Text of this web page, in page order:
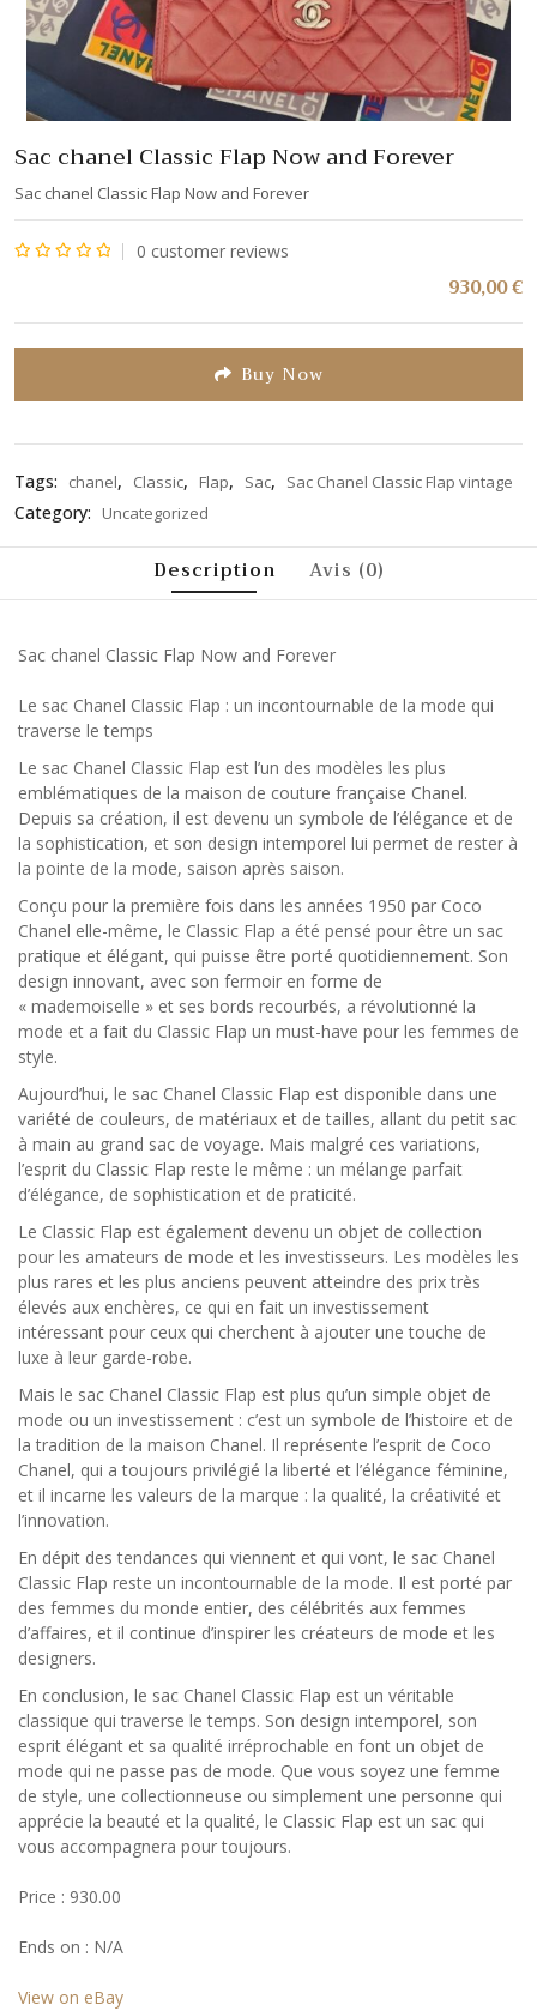
Sac chanel Classic Flap Now and Forever
Sac chanel Classic Flap Now and Forever
0 customer reviews
930,00€
Buy Now
Tags: chanel, Classic, Flap, Sac, Sac Chanel Classic Flap vintage
Category: Uncategorized
Description Avis (0)
Sac chanel Classic Flap Now and Forever
Le sac Chanel Classic Flap : un incontournable de la mode qui
traverse le temps
Le sac Chanel Classic Flap est l’un des modèles les plus
emblématiques de la maison de couture française Chanel.
Depuis sa création, il est devenu un symbole de l’élégance et de
la sophistication, et son design intemporel lui permet de rester à
la pointe de la mode, saison après saison.
Conçu pour la première fois dans les années 1950 par Coco
Chanel elle-même, le Classic Flap a été pensé pour être un sac
pratique et élégant, qui puisse être porté quotidiennement. Son
design innovant, avec son fermoir en forme de
« mademoiselle » et ses bords recourbés, a révolutionné la
mode et a fait du Classic Flap un must-have pour les femmes de
style.
Aujourd’hui, le sac Chanel Classic Flap est disponible dans une
variété de couleurs, de matériaux et de tailles, allant du petit sac
à main au grand sac de voyage. Mais malgré ces variations,
l’esprit du Classic Flap reste le même : un mélange parfait
d’élégance, de sophistication et de praticité.
Le Classic Flap est également devenu un objet de collection
pour les amateurs de mode et les investisseurs. Les modèles les
plus rares et les plus anciens peuvent atteindre des prix très
élevés aux enchères, ce qui en fait un investissement
intéressant pour ceux qui cherchent à ajouter une touche de
luxe à leur garde-robe.
Mais le sac Chanel Classic Flap est plus qu’un simple objet de
mode ou un investissement : c’est un symbole de l’histoire et de
la tradition de la maison Chanel. Il représente l’esprit de Coco
Chanel, qui a toujours privilégié la liberté et l’élégance féminine,
et il incarne les valeurs de la marque : la qualité, la créativité et
l’innovation.
En dépit des tendances qui viennent et qui vont, le sac Chanel
Classic Flap reste un incontournable de la mode. Il est porté par
des femmes du monde entier, des célébrités aux femmes
d’affaires, et il continue d’inspirer les créateurs de mode et les
designers.
En conclusion, le sac Chanel Classic Flap est un véritable
classique qui traverse le temps. Son design intemporel, son
esprit élégant et sa qualité irréprochable en font un objet de
mode qui ne passe pas de mode. Que vous soyez une femme
de style, une collectionneuse ou simplement une personne qui
apprécie la beauté et la qualité, le Classic Flap est un sac qui
vous accompagnera pour toujours.
Price : 930.00
Ends on : N/A
View on eBay